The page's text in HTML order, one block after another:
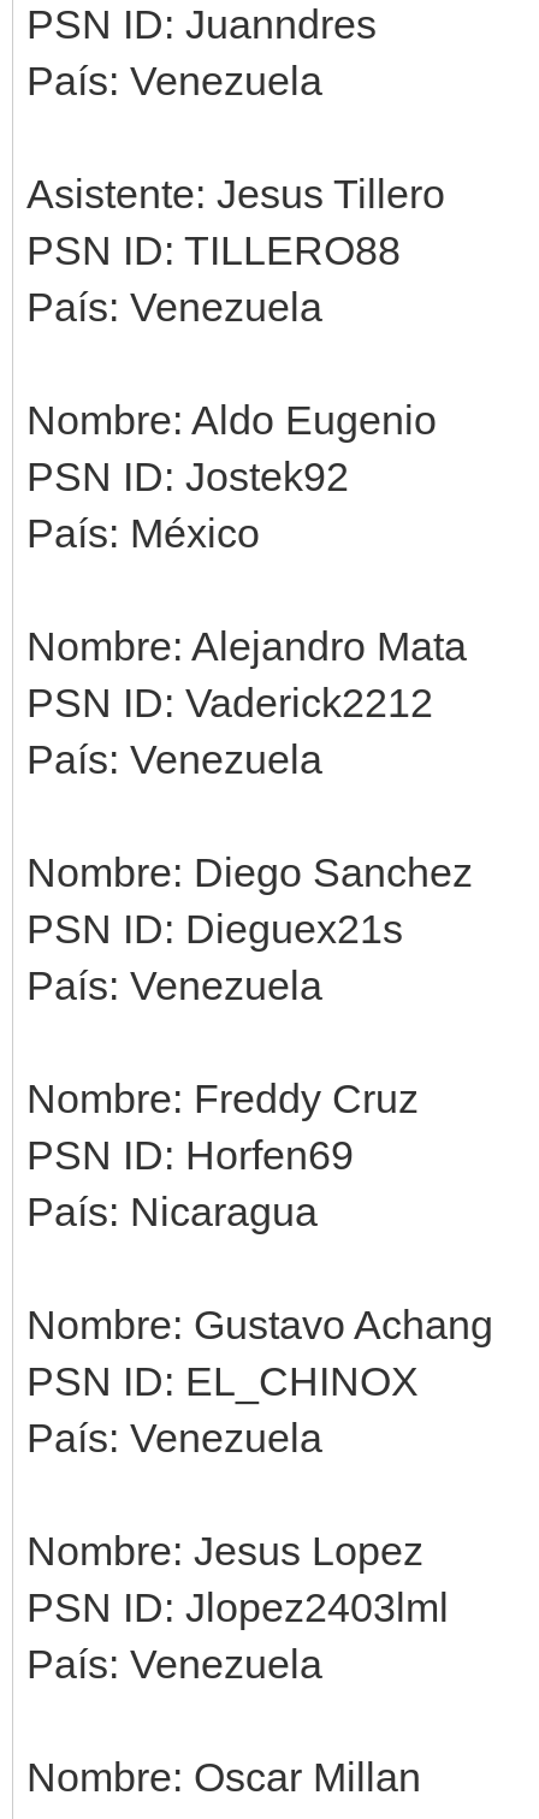
PSN ID: Juanndres
País: Venezuela
Asistente: Jesus Tillero
PSN ID: TILLERO88
País: Venezuela
Nombre: Aldo Eugenio
PSN ID: Jostek92
País: México
Nombre: Alejandro Mata
PSN ID: Vaderick2212
País: Venezuela
Nombre: Diego Sanchez
PSN ID: Dieguex21s
País: Venezuela
Nombre: Freddy Cruz
PSN ID: Horfen69
País: Nicaragua
Nombre: Gustavo Achang
PSN ID: EL_CHINOX
País: Venezuela
Nombre: Jesus Lopez
PSN ID: Jlopez2403lml
País: Venezuela
Nombre: Oscar Millan